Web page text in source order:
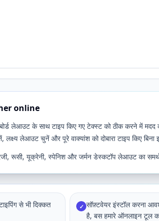
online
लेआउट के साथ टाइप किए गए टेक्स्ट को ठीक करने में
लक्ष्य लेआउट चुनें और पूरे वाक्यांश को दोबारा टाइप किए बिना
रूसी, यूक्रेनी, स्पेनिश और जर्मन डेस्कटॉप लेआउट का
से भी दिक्कत
✓ सॉफ़्टवेयर इंस्टॉल करना
है, बस हमारे ऑनलाइन टूल